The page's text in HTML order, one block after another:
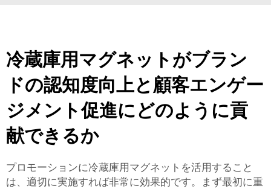
冷蔵庫用マグネットがブラン
ドの認知度向上と顧客エンゲー
ジメント促進にどのように貢
献できるか
プロモーションに冷蔵庫用マグネットを活用すること
は、適切に実施すれば非常に効果的です。まず最初に重